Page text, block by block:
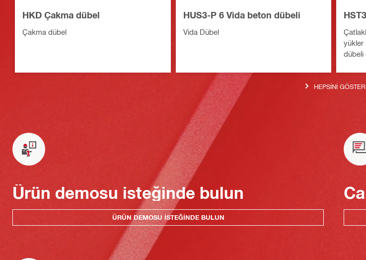
HKD Çakma dübel
Çakma dübel
HUS3-P 6 Vida beton dübeli
Vida Dübel
yükler
dübeli
HEPSINI GÖSTER
Ürün demosu isteğinde bulun
ÜRÜN DEMOSU ISTEĞINDE BULUN